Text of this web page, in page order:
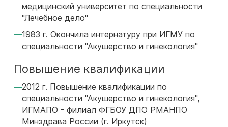
медицинский университет по специальности
"Лечебное дело"
1983 г. Окончила интернатуру при ИГМУ по
специальности "Акушерство и гинекология"
Повышение квалификации
2012 г. Повышение квалификации по
специальности "Акушерство и гинекология",
ИГМАПО - филиал ФГБОУ ДПО РМАНПО
Минздрава России (г. Иркутск)